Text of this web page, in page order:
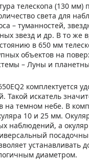
телескопа (130 мм)
света для
– туманностей,
звезд и др. В то же
в 650 мм
объектов на
– Луны и
комплектуется
Такой искатель
на темном небе. В
10 и 25 мм.
наблюдений, а
устанавливать
диаметром.